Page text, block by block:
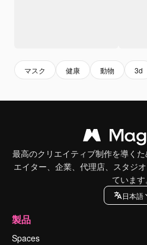
マスク 健康 動物 3d
最高のクリエイティブ制作を導く
エイター、企業、代理店、スタジ
ています
日本語
製品
Spaces